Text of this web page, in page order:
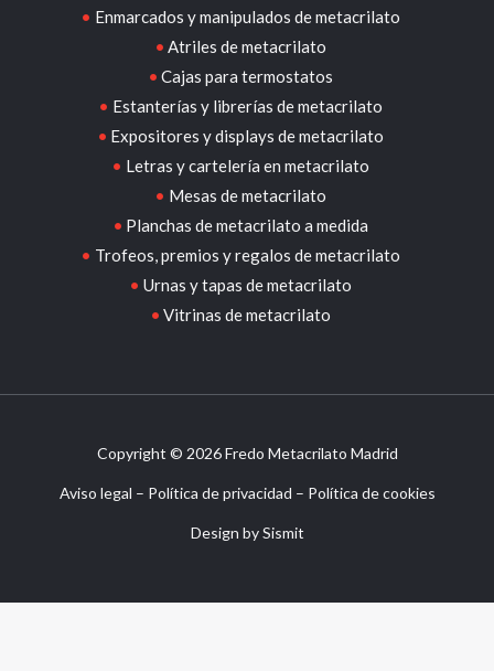
Vitrinas de metacrilato
Copyright © 2026 Fredo Metacrilato Madrid
Política de privacidad –Política de cookies
Design by Sismit